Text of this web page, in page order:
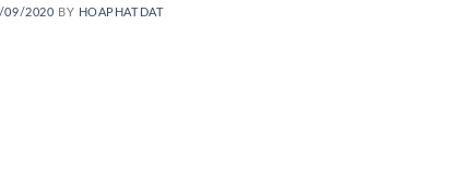
09/2020 BY HOAPHATDAT